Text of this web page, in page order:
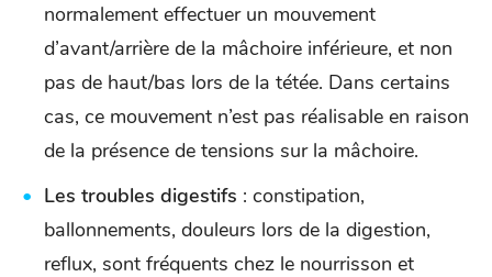
normalement effectuer un mouvement
d’avant/arrière de la mâchoire inférieure, et non
pas de haut/bas lors de la tétée. Dans certains
cas, ce mouvement n’est pas réalisable en raison
de la présence de tensions sur la mâchoire.
Les troubles digestifs : constipation,
ballonnements, douleurs lors de la digestion,
reflux, sont fréquents chez le nourrisson et